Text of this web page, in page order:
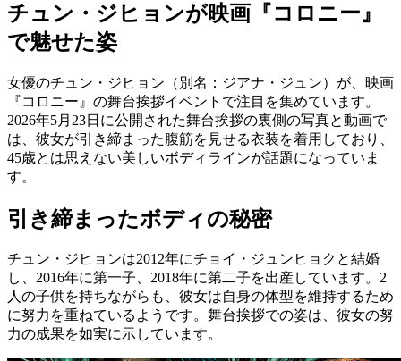
チュン・ジヒョンが映画『コロニー』
で魅せた姿
女優のチュン・ジヒョン（別名：ジアナ・ジュン）が、映画
『コロニー』の舞台挨拶イベントで注目を集めています。
2026年5月23日に公開された舞台挨拶の裏側の写真と動画で
は、彼女が引き締まった腹筋を見せる衣装を着用しており、
45歳とは思えない美しいボディラインが話題になっていま
す。
引き締まったボディの秘密
チュン・ジヒョンは2012年にチョイ・ジュンヒョクと結婚
し、2016年に第一子、2018年に第二子を出産しています。2
人の子供を持ちながらも、彼女は自身の体型を維持するため
に努力を重ねているようです。舞台挨拶での姿は、彼女の努
力の成果を如実に示しています。